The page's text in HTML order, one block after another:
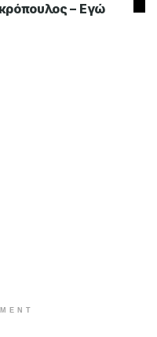
– Εγώ